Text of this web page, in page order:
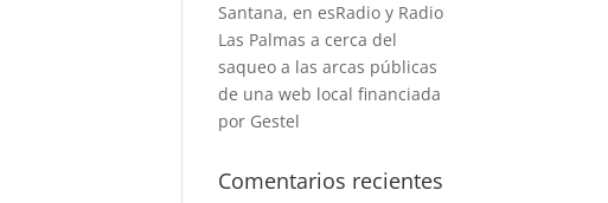
Santana, en esRadio y Radio
Las Palmas a cerca del
saqueo a las arcas públicas
de una web local financiada
por Gestel
Comentarios recientes